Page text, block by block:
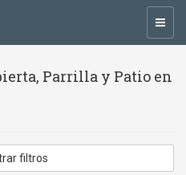
Parrilla y Patio en
filtros